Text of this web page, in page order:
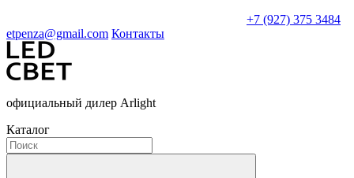
+7 (927) 375 3484
etpenza@gmail.com Контакты
официальный дилер Arlight
Каталог